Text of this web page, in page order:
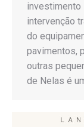
investimento
intervenção
do
pavimentos,
outras
de Nelas é